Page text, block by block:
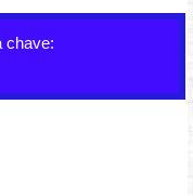
chave: